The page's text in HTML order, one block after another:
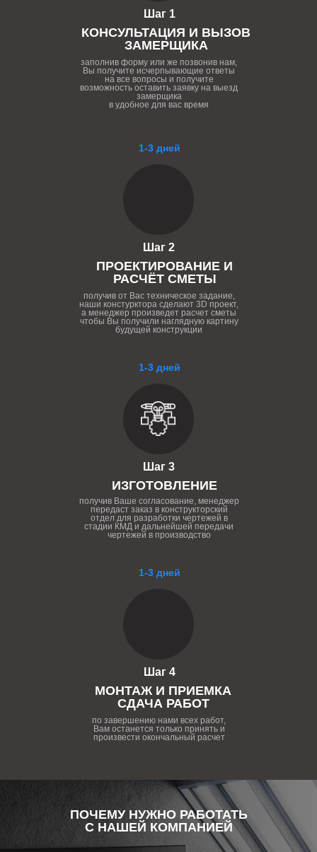
1-3 дней
Шаг 4
МОНТАЖ И ПРИЕМКА
СДАЧА РАБОТ
по завершению нами всех работ,
Вам останется только принять и
произвести окончальный расчет
1-3 дней
Шаг 3
ИЗГОТОВЛЕНИЕ
получив Ваше согласование, менеджер
передаст заказ в конструкторский
отдел для разработки чертежей в
стадии КМД и дальнейшей передачи
чертежей в производство
1-3 дней
Шаг 2
ПРОЕКТИРОВАНИЕ И
РАСЧЁТ СМЕТЫ
получив от Вас техническое задание,
наши констурктора сделают 3D проект,
а менеджер произведет расчет сметы
чтобы Вы получили наглядную картину
будущей конструкции
Шаг 1
КОНСУЛЬТАЦИЯ И ВЫЗОВ
ЗАМЕРЩИКА
заполнив форму или же позвонив нам,
Вы получите исчерпывающие ответы
на все вопросы и получите
возможность оставить заявку на выезд
замерщика
в удобное для вас время
ПОЧЕМУ НУЖНО РАБОТАТЬ
С НАШЕЙ КОМПАНИЕЙ